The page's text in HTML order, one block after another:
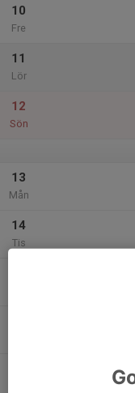
10
Fre
11
Lör
12
Sön
13
Mån
14
Tis